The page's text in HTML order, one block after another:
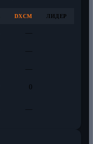
DXCM ЛИДЕР
—
—
—
0
—